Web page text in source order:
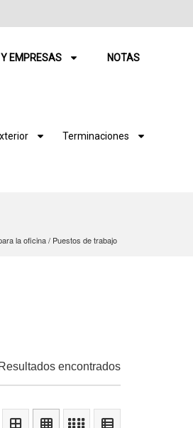
Y EMPRESAS NOTAS
Terminaciones
la oficina / Puestos de trabajo
encontrados